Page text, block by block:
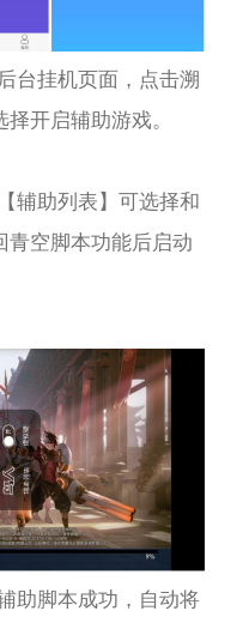
台挂机页面，点击溯
开启辅助游戏。
辅助列表】可选择和
空脚本功能后启动
助脚本成功，自动将